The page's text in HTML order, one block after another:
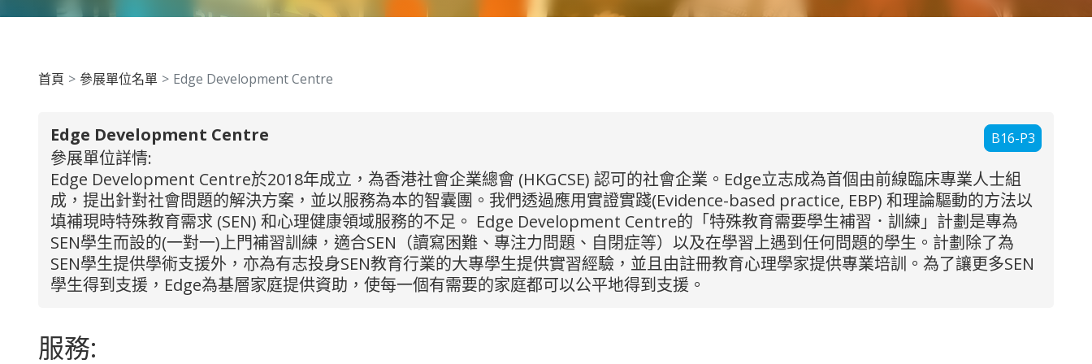
首頁 參展單位名單 Edge Development Centre
B16-P3
Edge Development Centre
參展單位詳情:
Edge Development Centre於2018年成立，為香港社會企業總會 (HKGCSE) 認可的社會企業。Edge立志成為首個由前線臨床專業人士組
成，提出針對社會問題的解決方案，並以服務為本的智囊團。我們透過應用實證實踐(Evidence-based practice, EBP) 和理論驅動的方法以
填補現時特殊教育需求 (SEN) 和心理健康領域服務的不足。 Edge Development Centre的「特殊教育需要學生補習．訓練」計劃是專為
SEN學生而設的(一對一)上門補習訓練，適合SEN（讀寫困難、專注力問題、自閉症等）以及在學習上遇到任何問題的學生。計劃除了為
SEN學生提供學術支援外，亦為有志投身SEN教育行業的大專學生提供實習經驗，並且由註冊教育心理學家提供專業培訓。為了讓更多SEN
學生得到支援，Edge為基層家庭提供資助，使每一個有需要的家庭都可以公平地得到支援。
服務: